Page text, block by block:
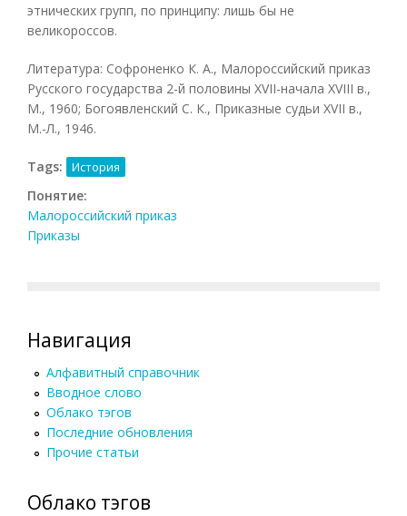
этнических групп, по принципу: лишь бы не
великороссов.
Литература: Софроненко К. A., Малороссийский приказ
Русского государства 2-й половины XVII-начала XVIII в.,
М., 1960; Богоявленский С. К., Приказные судьи XVII в.,
М.-Л., 1946.
Tags: История
Понятие:
Малороссийский приказ
Приказы
Навигация
Алфавитный справочник
Вводное слово
Облако тэгов
Последние обновления
Прочие статьи
Облако тэгов